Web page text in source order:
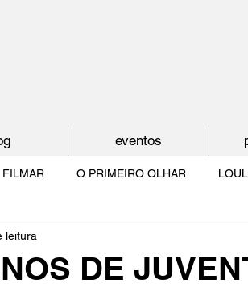
FILMAR O PRIMEIRO OLHAR
NOSSA VOLTA
DE
leitura
eventos